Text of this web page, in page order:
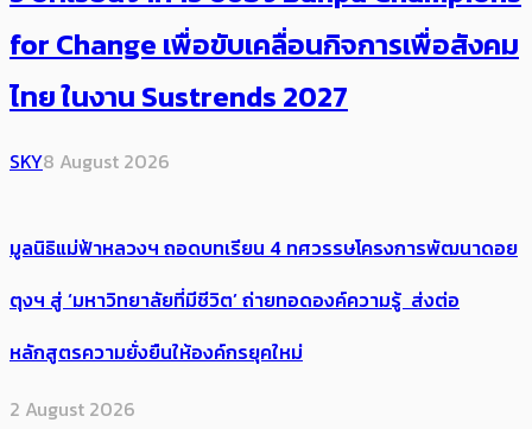
for Change เพื่อขับเคลื่อนกิจการเพื่อสังคม
ไทย ในงาน Sustrends 2027
SKY8 August 2026
มูลนิธิแม่ฟ้าหลวงฯ ถอดบทเรียน 4 ทศวรรษโครงการพัฒนาดอย
ตุงฯ สู่ ‘มหาวิทยาลัยที่มีชีวิต’ ถ่ายทอดองค์ความรู้ ส่งต่อ
หลักสูตรความยั่งยืนให้องค์กรยุคใหม่
2 August 2026